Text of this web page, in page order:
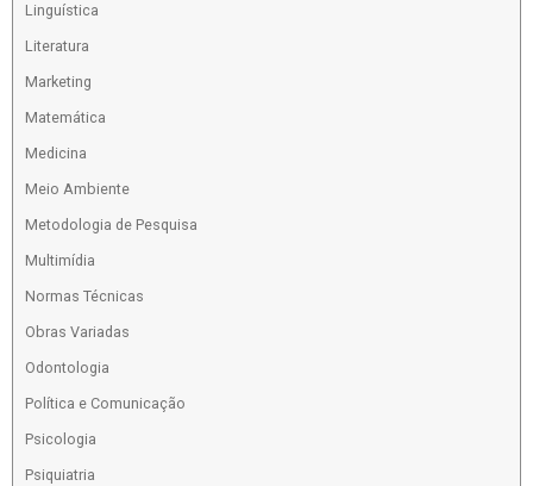
Linguística
Literatura
Marketing
Matemática
Medicina
Meio Ambiente
Metodologia de Pesquisa
Multimídia
Normas Técnicas
Obras Variadas
Odontologia
Política e Comunicação
Psicologia
Psiquiatria